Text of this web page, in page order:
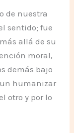
de nuestra
sentido; fue
allá de su
moral,
demás bajo
humanizar
otro y por lo